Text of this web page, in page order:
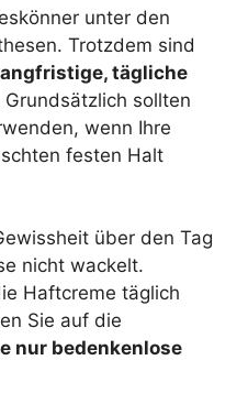
unter den
Trotzdem sind
tägliche
sollten
wenn Ihre
festen Halt
über den Tag
nicht wackelt.
Haftcreme täglich
Sie auf die
nur bedenkenlose